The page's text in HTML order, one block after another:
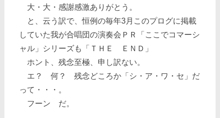
大・大・感謝感激ありがとう。
と、云う訳で、恒例の毎年3月このプログに掲載
していた我が合唱団の演奏会ＰＲ「ここでコマーシ
ャル」シリーズも「ＴＨＥ ＥＮＤ」
ホント、残念至極、申し訳ない。
エ？ 何？ 残念どころか「シ・ア・ワ・セ」だ
って・・・。
フーン だ。